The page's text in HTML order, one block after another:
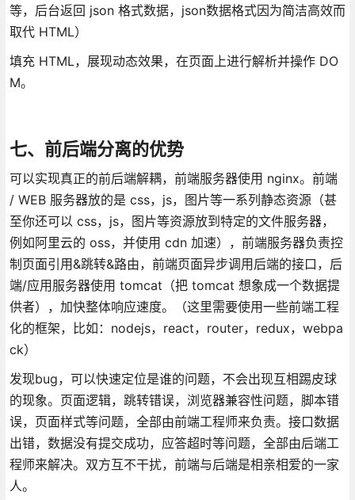
等，后台返回 json 格式数据，json数据格式因为简洁高效而
取代 HTML）
填充 HTML，展现动态效果，在页面上进行解析并操作 DO
M。
七、前后端分离的优势
可以实现真正的前后端解耦，前端服务器使用 nginx。前端
/ WEB 服务器放的是 css，js，图片等一系列静态资源（甚
至你还可以 css，js，图片等资源放到特定的文件服务器，
例如阿里云的 oss，并使用 cdn 加速），前端服务器负责控
制页面引用&跳转&路由，前端页面异步调用后端的接口，后
端/应用服务器使用 tomcat（把 tomcat 想象成一个数据提
供者），加快整体响应速度。（这里需要使用一些前端工程
化的框架，比如：nodejs，react，router，redux，webpa
ck）
发现bug，可以快速定位是谁的问题，不会出现互相踢皮球
的现象。页面逻辑，跳转错误，浏览器兼容性问题，脚本错
误，页面样式等问题，全部由前端工程师来负责。接口数据
出错，数据没有提交成功，应答超时等问题，全部由后端工
程师来解决。双方互不干扰，前端与后端是相亲相爱的一家
人。